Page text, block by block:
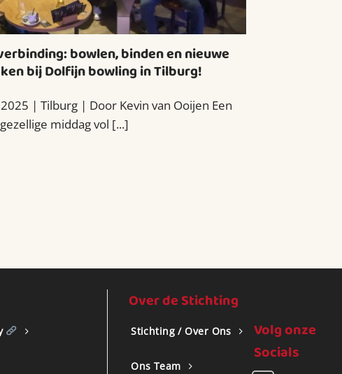
bowlen, binden en nieuwe
bij Dolfijn bowling in Tilburg!
| Tilburg | Door Kevin van Ooijen Een
gezellige middag vol [...]
Over de Stichting
Stichting / Over Ons
Ons Team
Volg onze
Socials